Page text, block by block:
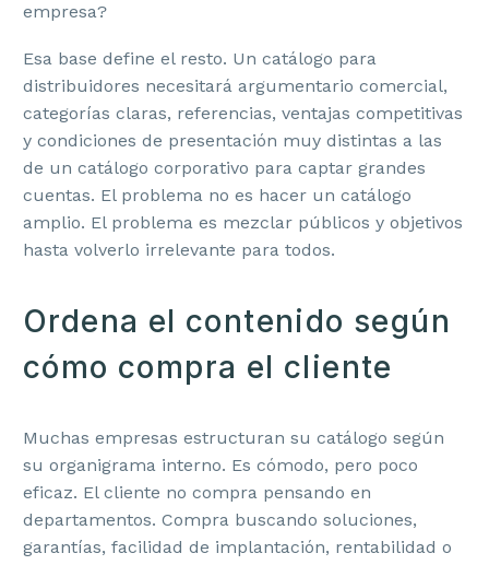
empresa?
Esa base define el resto. Un catálogo para
distribuidores necesitará argumentario comercial,
categorías claras, referencias, ventajas competitivas
y condiciones de presentación muy distintas a las
de un catálogo corporativo para captar grandes
cuentas. El problema no es hacer un catálogo
amplio. El problema es mezclar públicos y objetivos
hasta volverlo irrelevante para todos.
Ordena el contenido según
cómo compra el cliente
Muchas empresas estructuran su catálogo según
su organigrama interno. Es cómodo, pero poco
eficaz. El cliente no compra pensando en
departamentos. Compra buscando soluciones,
garantías, facilidad de implantación, rentabilidad o